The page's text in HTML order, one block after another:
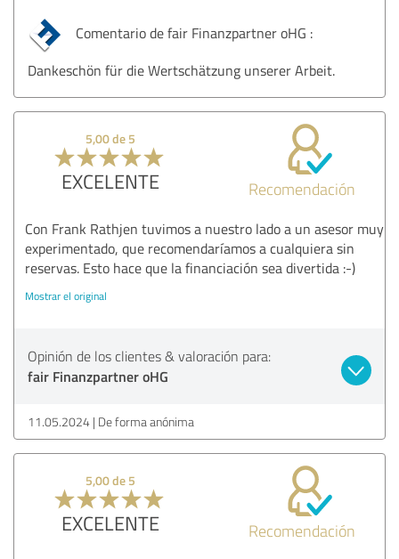
Comentario de fair Finanzpartner oHG :
Dankeschön für die Wertschätzung unserer Arbeit.
5,00 de 5
EXCELENTE Recomendación
Con Frank Rathjen tuvimos a nuestro lado a un asesor muy
experimentado, que recomendaríamos a cualquiera sin
reservas. Esto hace que la financiación sea divertida :-)
Mostrar el original
Opinión de los clientes & valoración para:
fair Finanzpartner oHG
11.05.2024 De forma anónima
5,00 de 5
EXCELENTE Recomendación